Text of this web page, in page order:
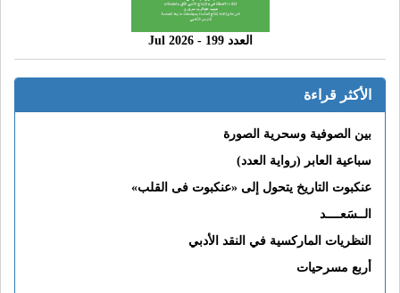
العدد 199 - 2026 Jul
الأكثر قراءة
بين الصوفية وسحرية الصورة
سباعية العابر (رواية العدد)
عنكبوت التاريخ يتحول إلى «عنكبوت فى القلب»
الــسَعــــد
النظريات الماركسية في النقد الأدبي
أربع مسرحيات